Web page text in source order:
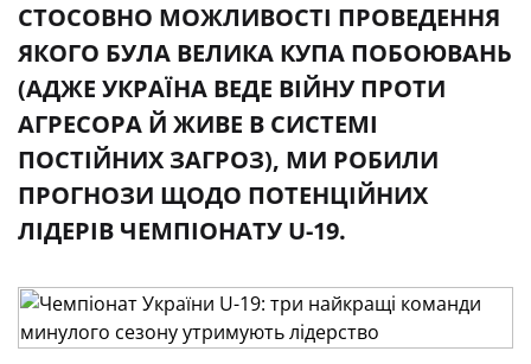
СТОСОВНО МОЖЛИВОСТІ ПРОВЕДЕННЯ
ЯКОГО БУЛА ВЕЛИКА КУПА ПОБОЮВАНЬ
(АДЖЕ УКРАЇНА ВЕДЕ ВІЙНУ ПРОТИ
АГРЕСОРА Й ЖИВЕ В СИСТЕМІ
ПОСТІЙНИХ ЗАГРОЗ), МИ РОБИЛИ
ПРОГНОЗИ ЩОДО ПОТЕНЦІЙНИХ
ЛІДЕРІВ ЧЕМПІОНАТУ U-19.